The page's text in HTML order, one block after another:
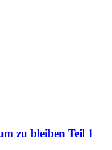
zu bleiben Teil 1